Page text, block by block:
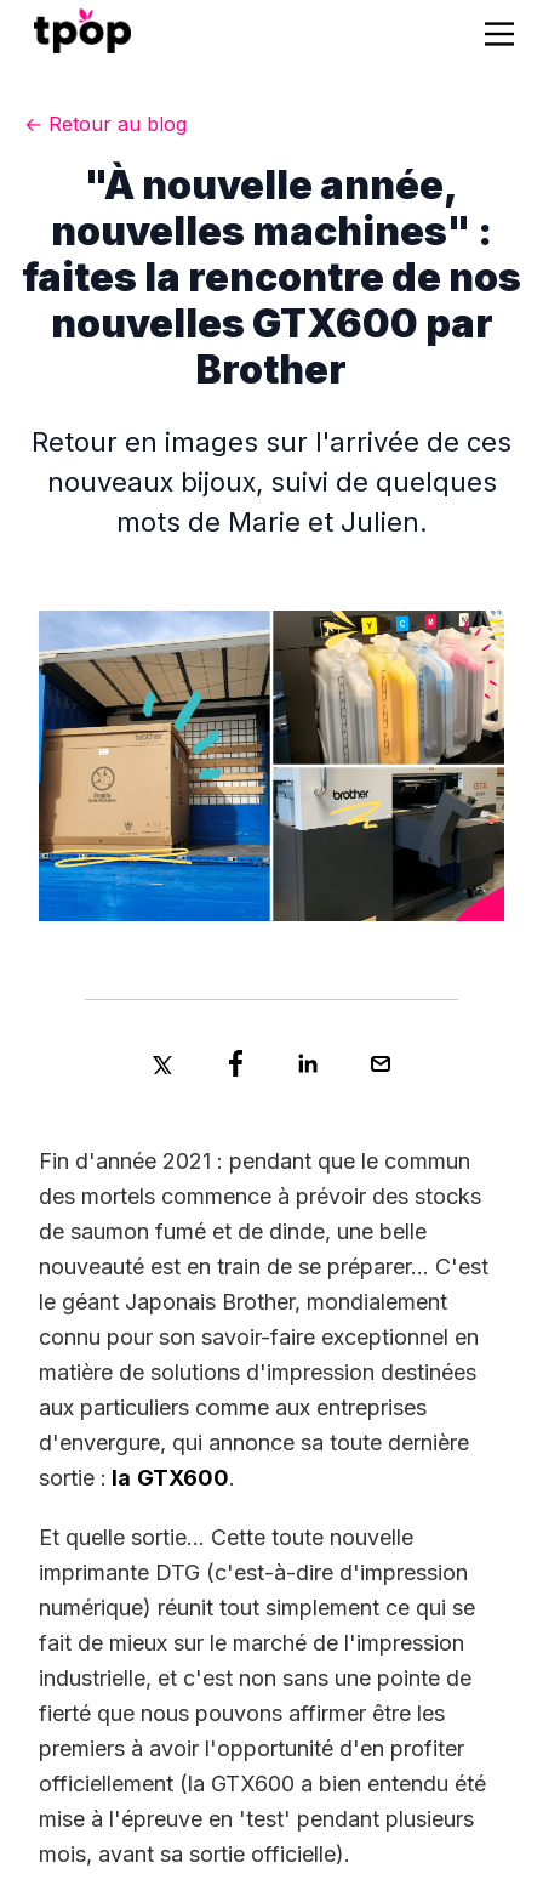
← Retour au blog
"À nouvelle année,
nouvelles machines" :
faites la rencontre de nos
nouvelles GTX600 par
Brother
Retour en images sur l'arrivée de ces
nouveaux bijoux, suivi de quelques
mots de Marie et Julien.
Fin d'année 2021 : pendant que le commun
des mortels commence à prévoir des stocks
de saumon fumé et de dinde, une belle
nouveauté est en train de se préparer... C'est
le géant Japonais Brother, mondialement
connu pour son savoir-faire exceptionnel en
matière de solutions d'impression destinées
aux particuliers comme aux entreprises
d'envergure, qui annonce sa toute dernière
sortie : la GTX600.
Et quelle sortie... Cette toute nouvelle
imprimante DTG (c'est-à-dire d'impression
numérique) réunit tout simplement ce qui se
fait de mieux sur le marché de l'impression
industrielle, et c'est non sans une pointe de
fierté que nous pouvons affirmer être les
premiers à avoir l'opportunité d'en profiter
officiellement (la GTX600 a bien entendu été
mise à l'épreuve en 'test' pendant plusieurs
mois, avant sa sortie officielle).